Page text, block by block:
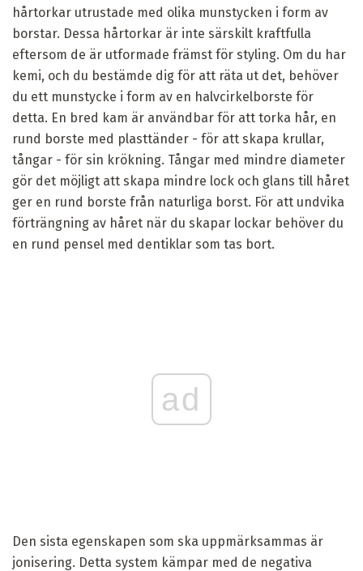
hårtorkar utrustade med olika munstycken i form av
borstar. Dessa hårtorkar är inte särskilt kraftfulla
eftersom de är utformade främst för styling. Om du har
kemi, och du bestämde dig för att räta ut det, behöver
du ett munstycke i form av en halvcirkelborste för
detta. En bred kam är användbar för att torka hår, en
rund borste med plasttänder - för att skapa krullar,
tångar - för sin krökning. Tångar med mindre diameter
gör det möjligt att skapa mindre lock och glans till håret
ger en rund borste från naturliga borst. För att undvika
förträngning av håret när du skapar lockar behöver du
en rund pensel med dentiklar som tas bort.
ad
Den sista egenskapen som ska uppmärksammas är
jonisering. Detta system kämpar med de negativa